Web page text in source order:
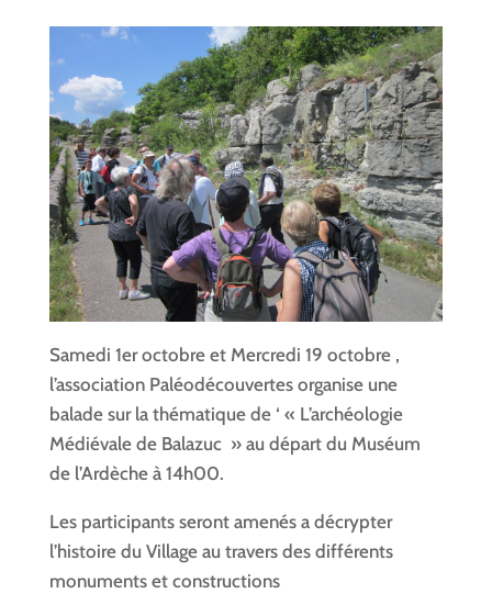
Samedi 1er octobre et Mercredi 19 octobre ,
l’association Paléodécouvertes organise une
balade sur la thématique de ‘ « L’archéologie
Médiévale de Balazuc » au départ du Muséum
de l’Ardèche à 14h00.
Les participants seront amenés a décrypter
l’histoire du Village au travers des différents
monuments et constructions